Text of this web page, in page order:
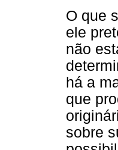
O que
ele
não
há a
que
sobre